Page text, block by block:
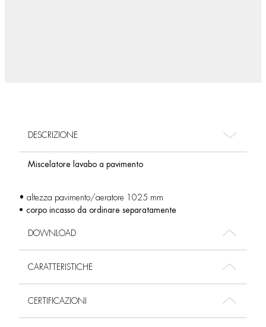
DESCRIZIONE
Miscelatore lavabo a pavimento
• altezza pavimento/aeratore 1025 mm
• corpo incasso da ordinare separatamente
DOWNLOAD
CARATTERISTICHE
CERTIFICAZIONI